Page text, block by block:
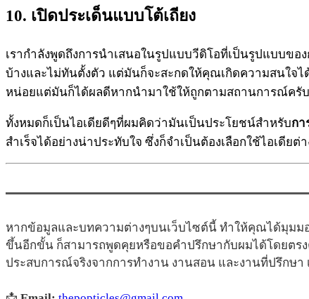
10. เปิดประเด็นแบบโต้เถียง
เรากำลังพูดถึงการนำเสนอในรูปแบบวีดิโอที่เป็นรูปแบบข
บ้างและไม่ทันตั้งตัว แต่มันก็จะสะกดให้คุณเกิดความสนใจ
หน่อยแต่มันก็ได้ผลดีหากนำมาใช้ให้ถูกตามสถานการณ์ครับ
ทั้งหมดก็เป็นไอเดียดีๆที่ผมคิดว่ามันเป็นประโยชน์สำหรับกา
สำเร็จได้อย่างน่าประทับใจ ซึ่งก็จำเป็นต้องเลือกใช้ไอเดีย
หากข้อมูลและบทความต่างๆบนเว็บไซต์นี้ ทำให้คุณได้มุมม
ขึ้นอีกขั้น ก็สามารถพูดคุยหรือขอคำปรึกษากับผมได้โดยตร
ประสบการณ์จริงจากการทำงาน งานสอน และงานที่ปรึกษ